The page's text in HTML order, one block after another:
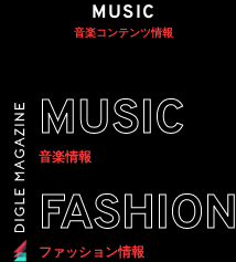
MUSIC
音楽コンテンツ情報
MUSIC
音楽情報
FASHION
ファッション情報